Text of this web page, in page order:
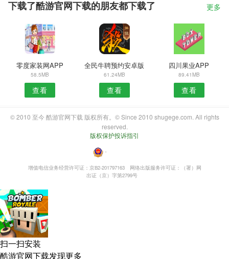
下载了酷游官网下载的朋友都下载了 更多
零度家装网APP
58.5MB
查看
全民牛聘预约安卓版
61.24MB
查看
四川果业APP
89.41MB
查看
© 2010 至今 酷游官网下载 版权所有。© Since 2010 shugege.com. All rights
reserved.
版权保护投诉指引
・
增值电信业务经营许可证：京B2-201797163
网络出版服务许可证：（署）网
出证（京）字第2799号
扫一扫安装
酷游官网下载发现更多